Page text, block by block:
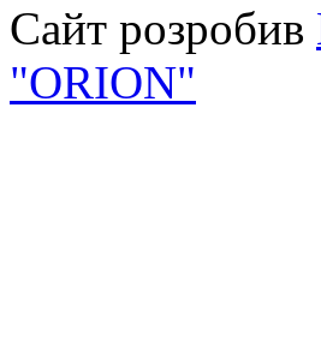
Сайт розробив
"ORION"